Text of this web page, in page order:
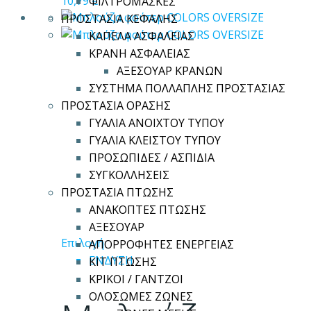
ΠΡΟΣΤΑΣΙΑ ΚΕΦΑΛΗΣ
ΚΑΠΕΛΑ ΑΣΦΑΛΕΙΑΣ
ΚΡΑΝΗ ΑΣΦΑΛΕΙΑΣ
ΑΞΕΣΟΥΑΡ ΚΡΑΝΩΝ
ΣΥΣΤΗΜΑ ΠΟΛΛΑΠΛΗΣ ΠΡΟΣΤΑΣΙΑΣ
ΠΡΟΣΤΑΣΙΑ ΟΡΑΣΗΣ
ΓΥΑΛΙΑ ΑΝΟΙΧΤΟΥ ΤΥΠΟΥ
ΓΥΑΛΙΑ ΚΛΕΙΣΤΟΥ ΤΥΠΟΥ
ΠΡΟΣΩΠΙΔΕΣ / ΑΣΠΙΔΙΑ
ΣΥΓΚΟΛΛΗΣΕΙΣ
ΠΡΟΣΤΑΣΙΑ ΠΤΩΣΗΣ
ΑΝΑΚΟΠΤΕΣ ΠΤΩΣΗΣ
ΑΞΕΣΟΥΑΡ
ΑΠΟΡΡΟΦΗΤΕΣ ΕΝΕΡΓΕΙΑΣ
ΚΙΤ ΠΤΩΣΗΣ
ΚΡΙΚΟΙ / ΓΑΝΤΖΟΙ
ΟΛΟΣΩΜΕΣ ΖΩΝΕΣ
του
προϊόντος
ΕπιλογήΑυτό
το
προϊόν
έχει
ΕΝΔΥΣΗ